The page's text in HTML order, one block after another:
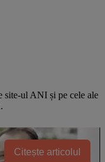
site-ul ANI și pe cele ale
Citește articolul